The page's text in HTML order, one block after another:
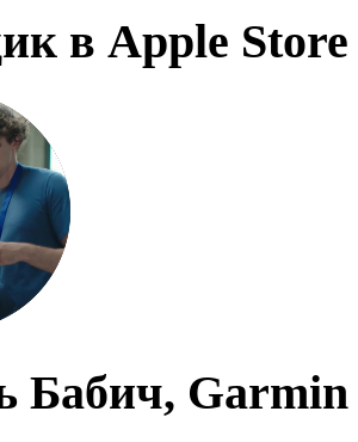
в Apple Store
Бабич, Garmin